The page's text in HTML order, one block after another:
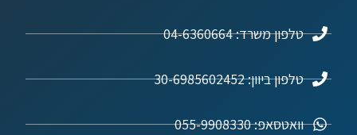
טלפון משרד: 04-6360664
טלפון ביוון: 30-6985602452
וואטסאפ: 055-9908330